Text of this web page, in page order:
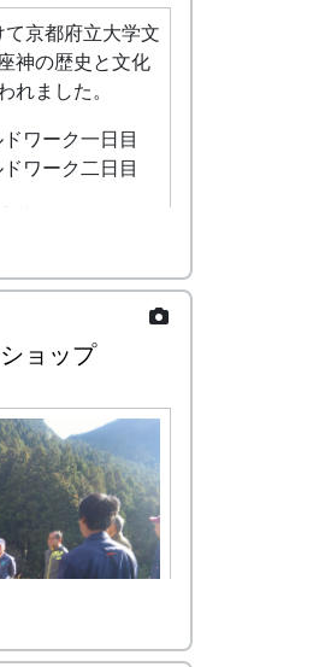
京都府立大学文
神の歴史と文化
ました。
ワーク一日目
ワーク二日目
梓されたのを記
において調査報
の棚田について
た武庫川女子
なわれます。
文化遺産調
』
（土） 13:00 -
ョップ